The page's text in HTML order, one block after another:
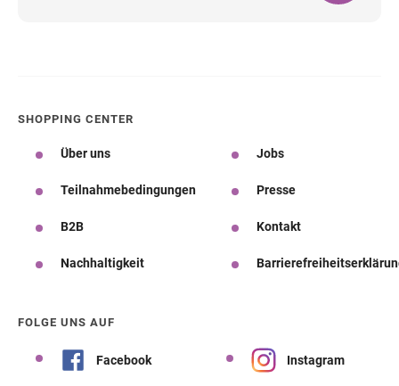
SHOPPING CENTER
Über uns Jobs
Teilnahmebedingungen Presse
B2B Kontakt
Nachhaltigkeit
FOLGE UNS AUF
Facebook Instagram